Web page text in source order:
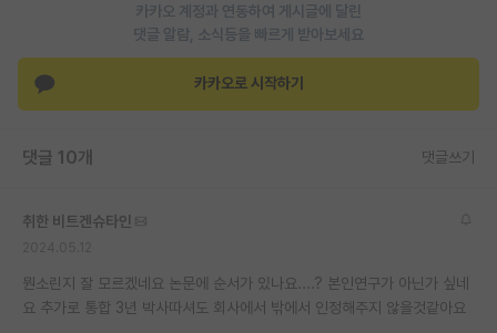
인문사회 계열 게시판
특수/전문대학원 게시판
반도체/AI 게시판
장학금/장학생 게시판
커리어
카카오 계정과 연동하여 게시글에 달린
댓글 알람, 소식등을 빠르게 받아보세요
카카오로 시작하기
댓글 10개 댓글쓰기
취한 비트겐슈타인
뭔소린지 잘 모르겠네요 논문에 순서가 있나요....? 본인연구가 아닌가 싶네
요 추가로 통합 3년 박사따셔도 회사에서 밖에서 인정해주지 않을것같아요